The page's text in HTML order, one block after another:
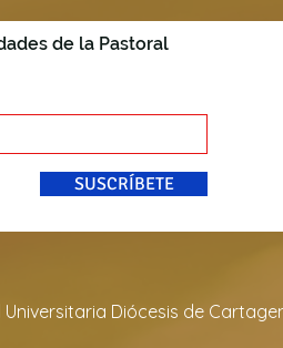
de la Pastoral
SUSCRÍBETE
Diócesis de